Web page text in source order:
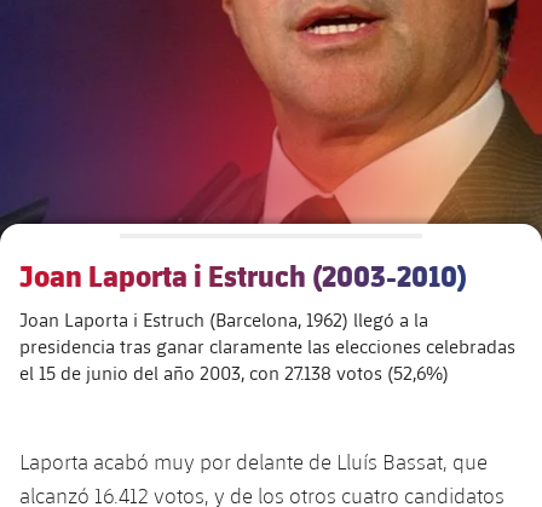
Estructura ejecutiva
chevron-right
label.aria.chevronright
Órganos
chevron-right
label.aria.chevronright
Documents
Comisiones y órganos
chevron-right
label.aria.chevronright
Barça Academy
Más que un club
Masia 360
La Masia
Década a década
Presidentes
Entrenadores
Clasificaciones
Jugadoras
Palmarés
Fotos
Resultados
Clasificaciones
Jugadores
Historia
Partidos
Noticias
Sobre Nosotros
Fotos
Juvenil A
Juvenil B
SUB15
Formativo femenino
Fotos
Femenino B
Juvenil
Campus Verano
PLUSICON
MÁS
Actualidad
Base
plusicon
más
Joan Laporta i Estruch (2003-2010)
Joan Laporta i Estruch (Barcelona, 1962) llegó a la
presidencia tras ganar claramente las elecciones celebradas
el 15 de junio del año 2003, con 27.138 votos (52,6%)
Laporta acabó muy por delante de Lluís Bassat, que
alcanzó 16.412 votos, y de los otros cuatro candidatos